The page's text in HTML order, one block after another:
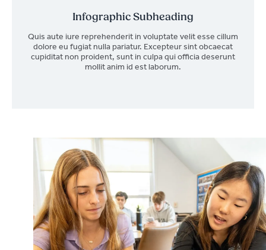
Infographic Subheading
Quis aute iure reprehenderit in voluptate velit esse cillum
dolore eu fugiat nulla pariatur. Excepteur sint obcaecat
cupiditat non proident, sunt in culpa qui officia deserunt
mollit anim id est laborum.